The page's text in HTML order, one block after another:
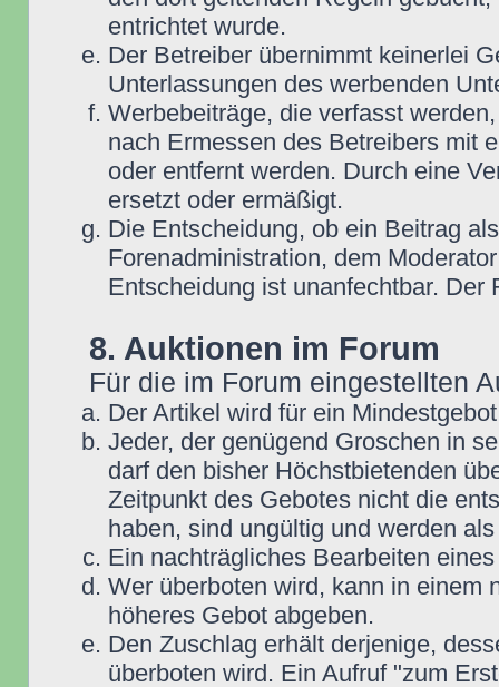
entrichtet wurde.
Der Betreiber übernimmt keinerlei
Unterlassungen des werbenden
Werbebeiträge, die verfasst
nach Ermessen des Betreibers mit
oder entfernt werden. Durch eine
ersetzt oder ermäßigt.
Die Entscheidung, ob ein Beitrag
Forenadministration, dem
Entscheidung ist unanfechtbar.
8. Auktionen im Forum
Für die im Forum eingestellten
Der Artikel wird für ein
Jeder, der genügend Groschen in
darf den bisher Höchstbietenden
Zeitpunkt des Gebotes nicht die
haben, sind ungültig und werden
Ein nachträgliches Bearbeiten
Wer überboten wird, kann in einem
höheres Gebot abgeben.
Den Zuschlag erhält derjenige,
überboten wird. Ein Aufruf "zum